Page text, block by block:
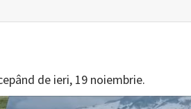
de ieri, 19 noiembrie.